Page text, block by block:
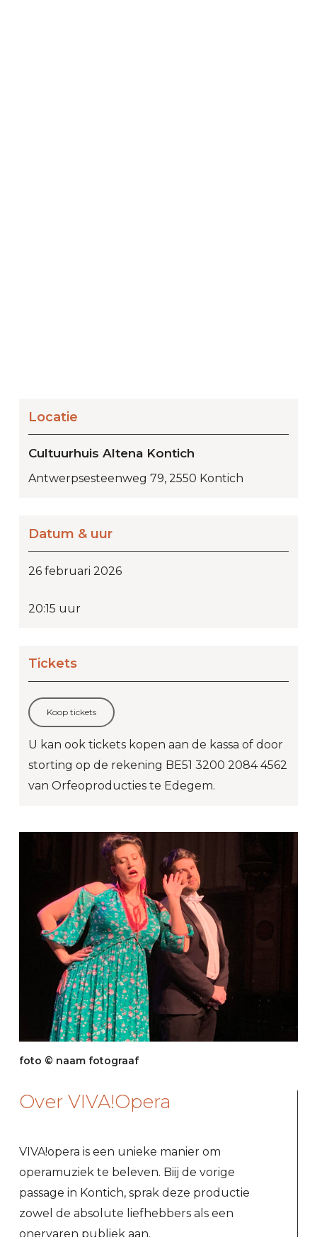
Locatie
Cultuurhuis Altena Kontich
Antwerpsesteenweg 79, 2550 Kontich
Datum & uur
26 februari 2026
20:15 uur
Tickets
Koop tickets
U kan ook tickets kopen aan de kassa of door
storting op de rekening BE51 3200 2084 4562
van Orfeoproducties te Edegem.
foto © naam fotograaf
Over VIVA!Opera
VIVA!opera is een unieke manier om
operamuziek te beleven. Biij de vorige
passage in Kontich, sprak deze productie
zowel de absolute liefhebbers als een
onervaren publiek aan.